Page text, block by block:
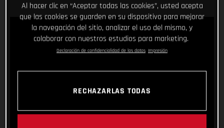
Al hacer clic en “Aceptar todas las cookies”, usted acepta
que las cookies se guarden en su dispositivo para mejorar
la navegación del sitio, analizar el uso del mismo, y
colaborar con nuestros estudios para marketing.
Declaración de confidencialidad de los datos Impresión
RECHAZARLAS TODAS